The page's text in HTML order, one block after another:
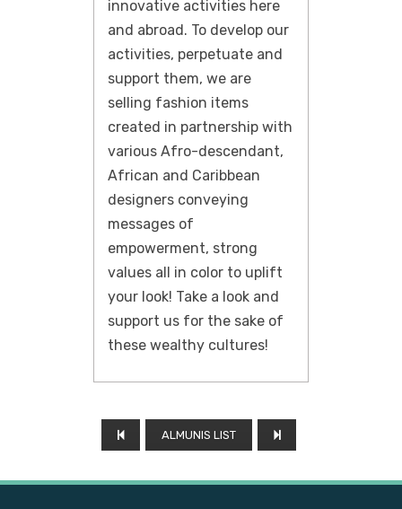
innovative activities here
and abroad. To develop our
activities, perpetuate and
support them, we are
selling fashion items
created in partnership with
various Afro-descendant,
African and Caribbean
designers conveying
messages of
empowerment, strong
values ​​all in color to uplift
your look! Take a look and
support us for the sake of
these wealthy cultures!
ALMUNIS LIST